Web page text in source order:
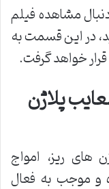
مشاهده فیلم
در این قسمت به
خواهد گرفت.
پلاژن
های ریز، امواج
و موجب به فعال